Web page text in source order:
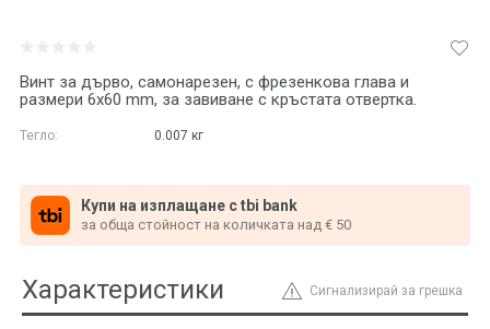
Винт за дърво, самонарезен, с фрезенкова глава и
размери 6x60 mm, за завиване с кръстата отвертка.
Тегло: 0.007 кг
Купи на изплащане с tbi bank
за обща стойност на количката над € 50
Сигнализирай за грешка
Характеристики